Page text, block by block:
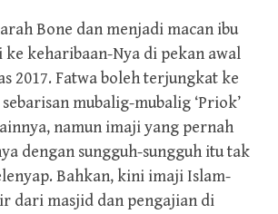
Bone dan menjadi macan ibu
keharibaan-Nya di pekan awal
2017. Fatwa boleh terjungkat ke
mubalig-mubalig ‘Priok’
namun imaji yang pernah
dengan sungguh-sungguh itu tak
Bahkan, kini imaji Islam-
dari masjid dan pengajian di